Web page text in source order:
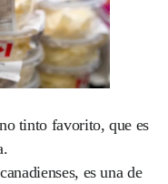
tinto favorito, que es
es una de